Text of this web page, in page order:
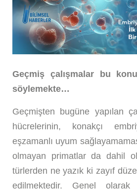
Geçmiş çalışmalar bu
söylemekte…
Geçmişten bugüne yapılan
hücrelerinin, konakçı
eşzamanlı uyum
olmayan primatlar da dahil
türlerden ne yazık ki zayıf
edilmektedir. Genel